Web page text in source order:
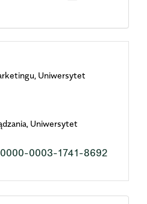
Uniwersytet
Uniwersytet
0003-1741-8692